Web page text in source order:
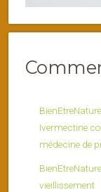
Ivermectine
médecine de
vieillissement